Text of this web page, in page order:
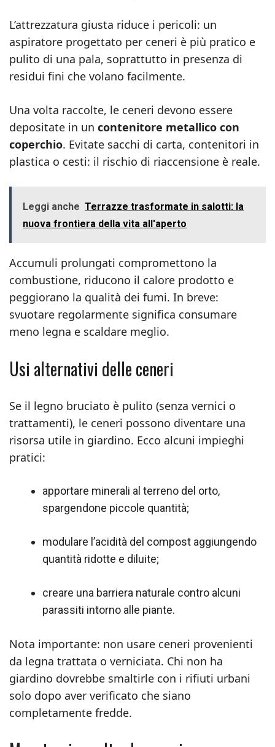
L’attrezzatura giusta riduce i pericoli: un
aspiratore progettato per ceneri è più pratico e
pulito di una pala, soprattutto in presenza di
residui fini che volano facilmente.
Una volta raccolte, le ceneri devono essere
depositate in un contenitore metallico con
coperchio. Evitate sacchi di carta, contenitori in
plastica o cesti: il rischio di riaccensione è reale.
Leggi anche Terrazze trasformate in salotti: la
nuova frontiera della vita all'aperto
Accumuli prolungati compromettono la
combustione, riducono il calore prodotto e
peggiorano la qualità dei fumi. In breve:
svuotare regolarmente significa consumare
meno legna e scaldare meglio.
Usi alternativi delle ceneri
Se il legno bruciato è pulito (senza vernici o
trattamenti), le ceneri possono diventare una
risorsa utile in giardino. Ecco alcuni impieghi
pratici:
apportare minerali al terreno del orto,
spargendone piccole quantità;
modulare l’acidità del compost aggiungendo
quantità ridotte e diluite;
creare una barriera naturale contro alcuni
parassiti intorno alle piante.
Nota importante: non usare ceneri provenienti
da legna trattata o verniciata. Chi non ha
giardino dovrebbe smaltirle con i rifiuti urbani
solo dopo aver verificato che siano
completamente fredde.